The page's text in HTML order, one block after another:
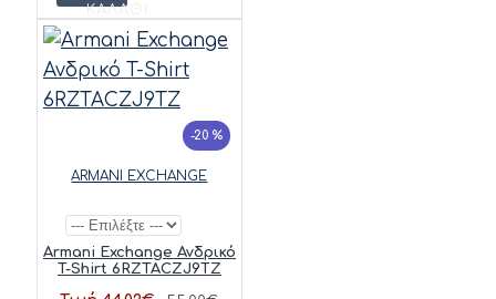
ΚΑΛΆΘΙ
-20 %
ARMANI EXCHANGE
Armani Exchange Ανδρικό
T-Shirt 6RZTACZJ9TZ